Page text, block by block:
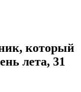
который
лета, 31